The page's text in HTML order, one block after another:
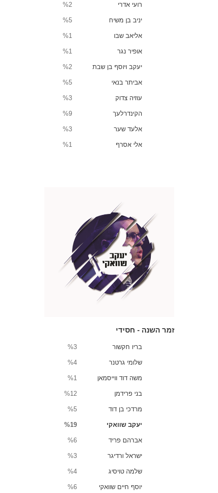
רועי אדרי %2
יניב בן משיח %5
אליאב שבו %1
אופיר נגר %1
יעקב ויוסף בן שבת %2
אביתר בנאי %5
עוזיה צדוק %3
הקינדרלעך %9
אלעד שער %3
אלי אסרף %1
זמר השנה - חסידי
בריו חקשור %3
שלומי גרטנר %4
משה דוד ווייסמאן %1
בני פרידמן %12
מרדכי בן דוד %5
יעקב שוואקי %19
אברהם פריד %6
ישראל ורדיגר %3
שלמה טויסיג %4
יוסף חיים שוואקי %6